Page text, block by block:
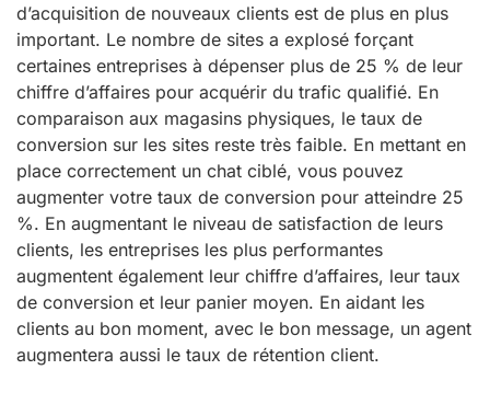
d’acquisition de nouveaux clients est de plus en plus
important. Le nombre de sites a explosé forçant
certaines entreprises à dépenser plus de 25 % de leur
chiffre d’affaires pour acquérir du trafic qualifié. En
comparaison aux magasins physiques, le taux de
conversion sur les sites reste très faible. En mettant en
place correctement un chat ciblé, vous pouvez
augmenter votre taux de conversion pour atteindre 25
%. En augmentant le niveau de satisfaction de leurs
clients, les entreprises les plus performantes
augmentent également leur chiffre d’affaires, leur taux
de conversion et leur panier moyen. En aidant les
clients au bon moment, avec le bon message, un agent
augmentera aussi le taux de rétention client.